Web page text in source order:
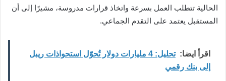
الحالية تتطلب العمل بسرعة واتخاذ قرارات مدروسة، مشيرًا إلى أن
المستقبل يعتمد على التقدم الجماعي.
اقرأ ايضا:
تحليل: 4 مليارات دولار تُحوّل استحواذات ريبل
إلى بنك رقمي